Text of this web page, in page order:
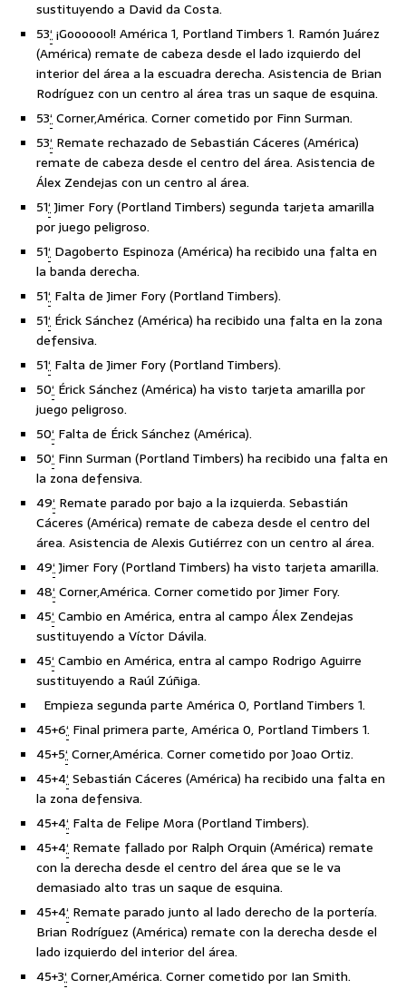
sustituyendo a David da Costa.
53‘¡Gooooool! América 1, Portland Timbers 1. Ramón Juárez
(América) remate de cabeza desde el lado izquierdo del
interior del área a la escuadra derecha. Asistencia de Brian
Rodríguez con un centro al área tras un saque de esquina.
53‘Corner,América. Corner cometido por Finn Surman.
53‘ Remate rechazado de Sebastián Cáceres (América)
remate de cabeza desde el centro del área. Asistencia de
Álex Zendejas con un centro al área.
51‘Jimer Fory (Portland Timbers) segunda tarjeta amarilla
por juego peligroso.
51‘ Dagoberto Espinoza (América) ha recibido una falta en
la banda derecha.
51‘ Falta de Jimer Fory (Portland Timbers).
51‘ Érick Sánchez (América) ha recibido una falta en la zona
defensiva.
51‘ Falta de Jimer Fory (Portland Timbers).
50‘ Érick Sánchez (América) ha visto tarjeta amarilla por
juego peligroso.
50‘ Falta de Érick Sánchez (América).
50‘ Finn Surman (Portland Timbers) ha recibido una falta en
la zona defensiva.
49‘ Remate parado por bajo a la izquierda. Sebastián
Cáceres (América) remate de cabeza desde el centro del
área. Asistencia de Alexis Gutiérrez con un centro al área.
49‘Jimer Fory (Portland Timbers) ha visto tarjeta amarilla.
48‘Corner,América. Corner cometido por Jimer Fory.
45‘Cambio en América, entra al campo Álex Zendejas
sustituyendo a Víctor Dávila.
45‘Cambio en América, entra al campo Rodrigo Aguirre
sustituyendo a Raúl Zúñiga.
Empieza segunda parte América 0, Portland Timbers 1.
45+6‘ Final primera parte, América 0, Portland Timbers 1.
45+5‘Corner,América. Corner cometido por Joao Ortiz.
45+4‘Sebastián Cáceres (América) ha recibido una falta en
la zona defensiva.
45+4‘ Falta de Felipe Mora (Portland Timbers).
45+4‘ Remate fallado por Ralph Orquin (América) remate
con la derecha desde el centro del área que se le va
demasiado alto tras un saque de esquina.
45+4‘ Remate parado junto al lado derecho de la portería.
Brian Rodríguez (América) remate con la derecha desde el
lado izquierdo del interior del área.
45+3‘Corner,América. Corner cometido por Ian Smith.